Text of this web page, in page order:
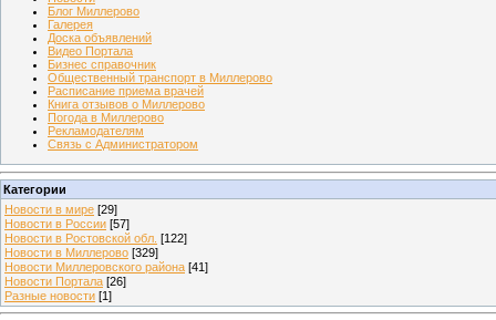
Блог Миллерово
Галерея
Доска объявлений
Видео Портала
Бизнес справочник
Общественный транспорт в Миллерово
Расписание приема врачей
Книга отзывов о Миллерово
Погода в Миллерово
Рекламодателям
Связь с Администратором
Категории
Новости в мире [29]
Новости в России [57]
Новости в Ростовской обл. [122]
Новости в Миллерово [329]
Новости Миллеровского района [41]
Новости Портала [26]
Разные новости [1]